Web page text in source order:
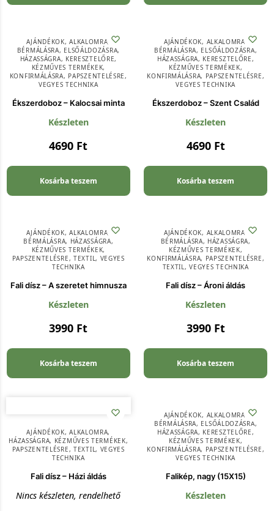
AJÁNDÉKOK,ALKALOMRA
BÉRMÁLÁSRA, ELSŐÁLDOZÁSRA,
HÁZASSÁGRA, KERESZTELŐRE,
KÉZMŰVES TERMÉKEK,
KONFIRMÁLÁSRA, PAPSZENTELÉSRE,
VEGYES TECHNIKA
Ékszerdoboz – Kalocsai minta
Készleten
4690 Ft
Kosárba teszem
AJÁNDÉKOK, ALKALOMRA
BÉRMÁLÁSRA, ELSŐÁLDOZÁSRA,
HÁZASSÁGRA, KERESZTELŐRE,
KÉZMŰVES TERMÉKEK,
KONFIRMÁLÁSRA, PAPSZENTELÉSRE,
VEGYES TECHNIKA
Ékszerdoboz – Szent Család
Készleten
4690 Ft
Kosárba teszem
AJÁNDÉKOK,ALKALOMRA
BÉRMÁLÁSRA, HÁZASSÁGRA,
KÉZMŰVES TERMÉKEK,
PAPSZENTELÉSRE,TEXTIL, VEGYES
TECHNIKA
Fali dísz – A szeretet himnusza
Készleten
3990 Ft
Kosárba teszem
AJÁNDÉKOK, ALKALOMRA
BÉRMÁLÁSRA, HÁZASSÁGRA,
KÉZMŰVES TERMÉKEK,
KONFIRMÁLÁSRA, PAPSZENTELÉSRE,
TEXTIL,VEGYES TECHNIKA
Fali dísz – Ároni áldás
Készleten
3990 Ft
Kosárba teszem
AJÁNDÉKOK,ALKALOMRA,
HÁZASSÁGRA, KÉZMŰVES TERMÉKEK,
PAPSZENTELÉSRE,TEXTIL, VEGYES
TECHNIKA
Fali dísz – Házi áldás
Nincs készleten, rendelhető
AJÁNDÉKOK, ALKALOMRA
BÉRMÁLÁSRA, ELSŐÁLDOZÁSRA,
HÁZASSÁGRA, KERESZTELŐRE,
KÉZMŰVES TERMÉKEK,
KONFIRMÁLÁSRA, PAPSZENTELÉSRE,
VEGYES TECHNIKA
Falikép, nagy (15X15)
Készleten